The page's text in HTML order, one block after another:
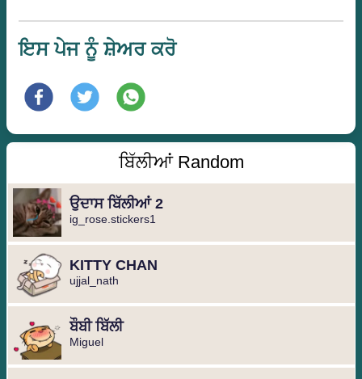
ਇਸ ਪੇਜ ਨੂੰ ਸ਼ੇਅਰ ਕਰੋ
ਬਿੱਲੀਆਂ Random
ਉਦਾਸ ਬਿੱਲੀਆਂ 2
ig_rose.stickers1
KITTY CHAN
ujjal_nath
ਬੌਬੀ ਬਿੱਲੀ
Miguel️⁩